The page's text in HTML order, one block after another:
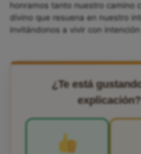
honramos tanto nuestro camino
divino que resuena en nuestro
invitándonos a vivir con
¿Te está
explicación?